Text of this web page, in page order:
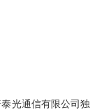
光通信有限公司独